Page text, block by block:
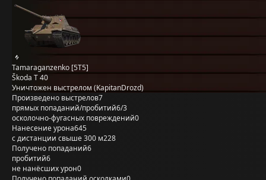
Tamaraganzenko [5T5]
Škoda T 40
Уничтожен выстрелом (KapitanDrozd)
Произведено выстрелов7
прямых попаданий/пробитий6/3
осколочно-фугасных повреждений0
Нанесение урона645
с дистанции свыше 300 м228
Получено попаданий6
пробитий6
не нанёсших урон0